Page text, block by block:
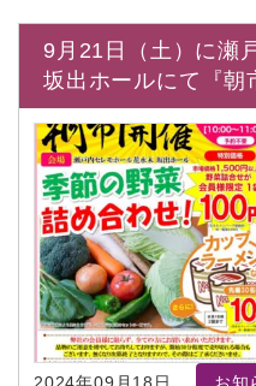
9月21日（土）に瀬
坂出ホールにて『朝